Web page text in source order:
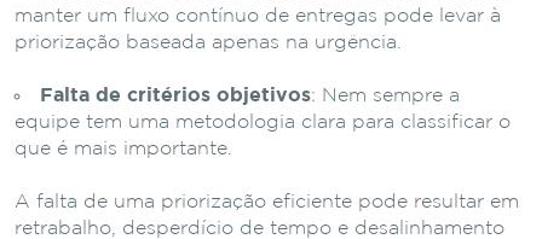
manter um fluxo contínuo de entregas pode levar à
priorização baseada apenas na urgência.
Falta de critérios objetivos: Nem sempre a
equipe tem uma metodologia clara para classificar o
que é mais importante.
A falta de uma priorização eficiente pode resultar em
retrabalho, desperdício de tempo e desalinhamento